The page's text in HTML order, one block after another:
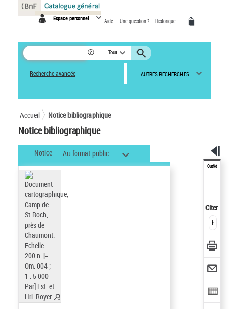
Espace personnel Aide Une question ? Historique
Tout
Recherche avancée AUTRES RECHERCHES
Accueil Notice bibliographique
Notice bibliographique
Notice Au format public
Outils
Citer
Panneau de gestion des cookies